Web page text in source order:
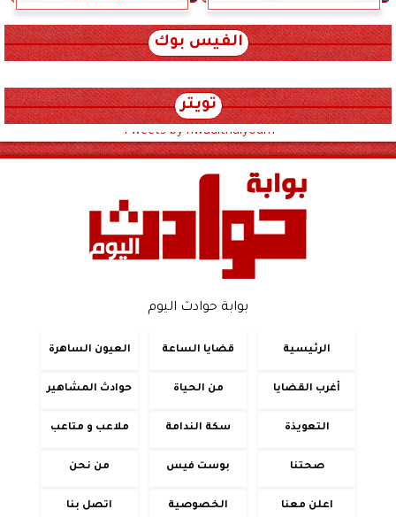
الفيس بوك
تويتر
Tweets by hwadithalyoum
بوابة حوادث اليوم
الرئيسية قضايا الساعة العيون الساهرة
أغرب القضايا من الحياة حوادث المشاهير
التعويذة سكة الندامة ملاعب و متاعب
صحتنا بوست فيس من نحن
اعلن معنا الخصوصية اتصل بنا